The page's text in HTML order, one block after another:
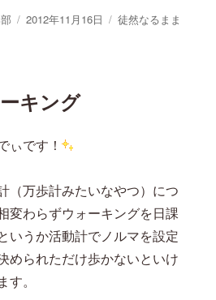
投
2012年11月16日
カ
徒然なるまま
キング
ぃです！
（万歩計みたいなやつ）につ
変わらずウォーキングを日課
いうか活動計でノルマを設定
められただけ歩かないといけ
す。